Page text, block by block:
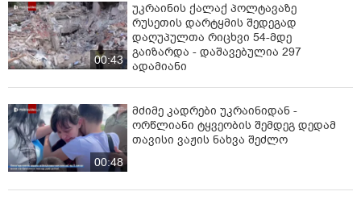
00:43
უკრაინის ქალაქ პოლტავაზე
რუსეთის დარტყმის შედეგად
დაღუპულთა რიცხვი 54-მდე
გაიზარდა - დაშავებულია 297
ადამიანი
00:48
მძიმე კადრები უკრაინიდან -
ორწლიანი ტყვეობის შემდეგ დედამ
თავისი ვაჟის ნახვა შეძლო